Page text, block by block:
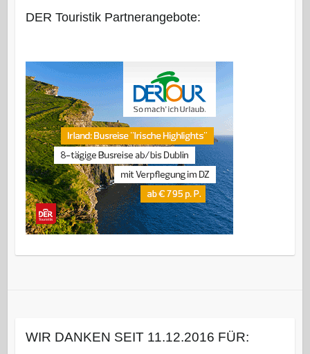
DER Touristik Partnerangebote:
WIR DANKEN SEIT 11.12.2016 FÜR: